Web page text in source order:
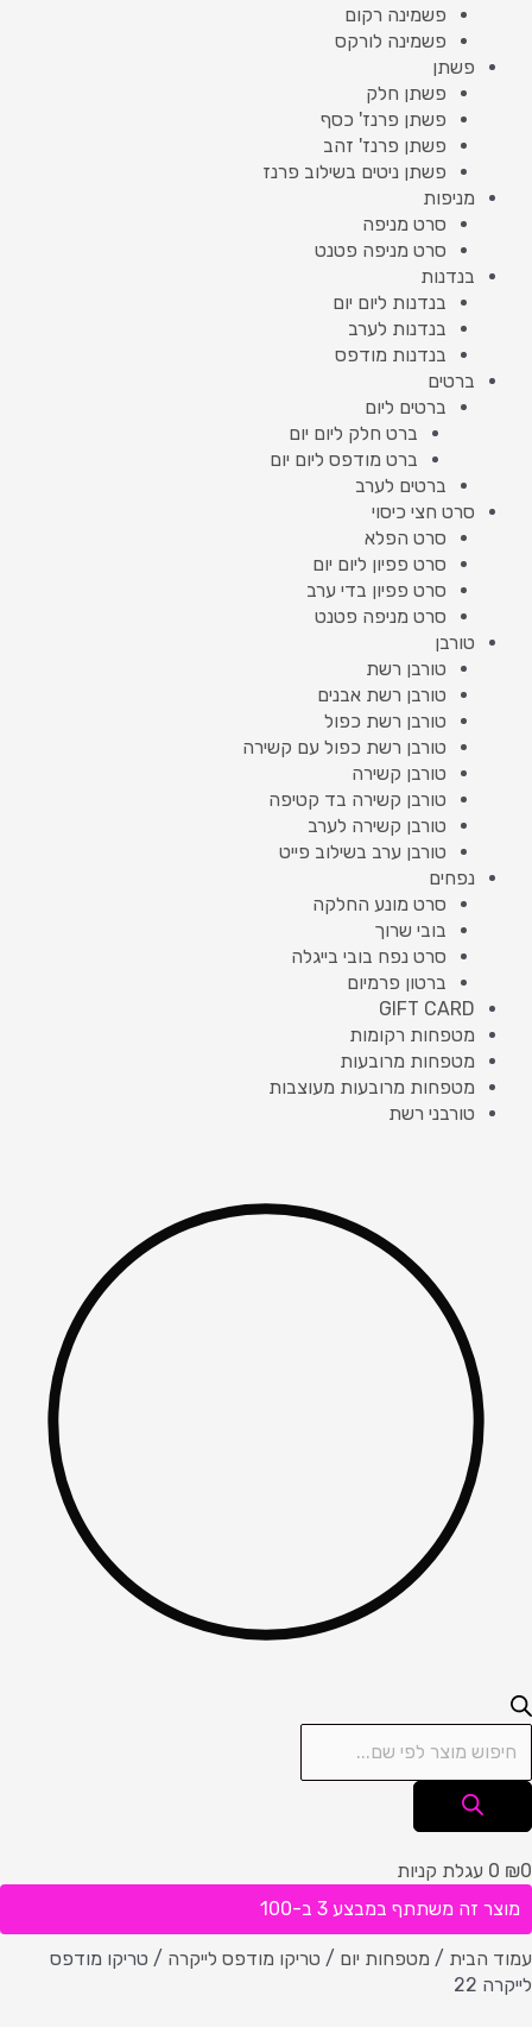
פשמינה רקום
פשמינה לורקס
פשתן
פשתן חלק
פשתן פרנז' כסף
פשתן פרנז' זהב
פשתן ניטים בשילוב פרנז
מניפות
סרט מניפה
סרט מניפה פטנט
בנדנות
בנדנות ליום יום
בנדנות לערב
בנדנות מודפס
ברטים
ברטים ליום
ברט חלק ליום יום
ברט מודפס ליום יום
ברטים לערב
סרט חצי כיסוי
סרט הפלא
סרט פפיון ליום יום
סרט פפיון בדי ערב
סרט מניפה פטנט
טורבן
טורבן רשת
טורבן רשת אבנים
טורבן רשת כפול
טורבן רשת כפול עם קשירה
טורבן קשירה
טורבן קשירה בד קטיפה
טורבן קשירה לערב
טורבן ערב בשילוב פייט
נפחים
סרט מונע החלקה
בובי שרוך
סרט נפח בובי בייגלה
ברטון פרמיום
GIFT CARD
מטפחות רקומות
מטפחות מרובעות
מטפחות מרובעות מעוצבות
טורבני רשת
₪0
0 עגלת קניות
מוצר זה משתתף במבצע 3 ב-100
עמוד הבית / מטפחות יום / טריקו מודפס לייקרה / טריקו מודפס
לייקרה 22